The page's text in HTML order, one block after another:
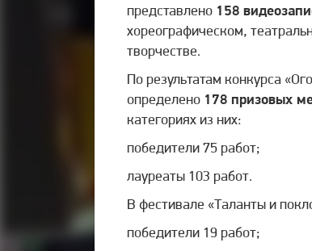
представлено 158
хореографическом,
творчестве.
По результатам конкурса
определено 178 призовых
категориях из них:
победители 75 работ;
лауреаты 103 работ.
В фестивале «Таланты и
победители 19 работ;